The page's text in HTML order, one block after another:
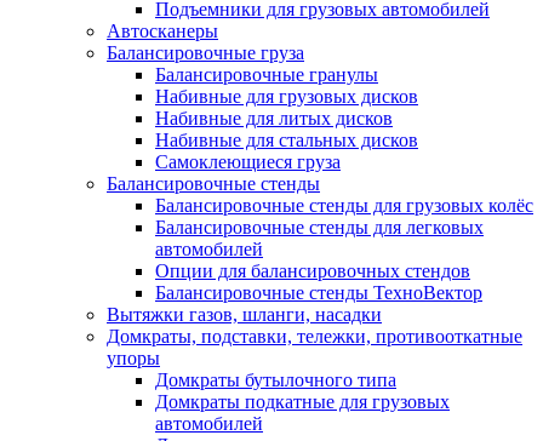
Подъемники для грузовых автомобилей
Автосканеры
Балансировочные груза
Балансировочные гранулы
Набивные для грузовых дисков
Набивные для литых дисков
Набивные для стальных дисков
Самоклеющиеся груза
Балансировочные стенды
Балансировочные стенды для грузовых колёс
Балансировочные стенды для легковых
автомобилей
Опции для балансировочных стендов
Балансировочные стенды ТехноВектор
Вытяжки газов, шланги, насадки
Домкраты, подставки, тележки, противооткатные
упоры
Домкраты бутылочного типа
Домкраты подкатные для грузовых
автомобилей